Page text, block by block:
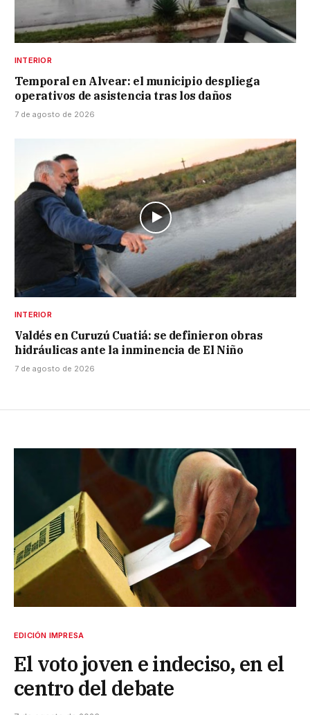
INTERIOR
Temporal en Alvear: el municipio despliega
operativos de asistencia tras los daños
7 de agosto de 2026
INTERIOR
Valdés en Curuzú Cuatiá: se definieron obras
hidráulicas ante la inminencia de El Niño
7 de agosto de 2026
EDICIÓN IMPRESA
El voto joven e indeciso, en el
centro del debate